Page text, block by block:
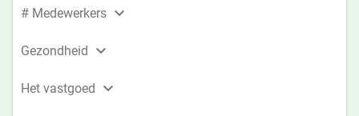
# Medewerkers 
Gezondheid 
Het vastgoed 